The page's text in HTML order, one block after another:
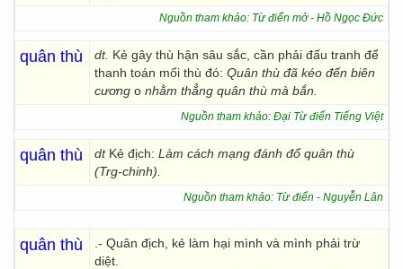
Nguồn tham khảo: Từ điển mở - Hồ Ngọc Đức
quân thù dt. Kẻ gây thù hận sâu sắc, cần phải đấu tranh để
thanh toán mối thù đó: Quân thù đã kéo đến biên
cương o nhằm thẳng quân thù mà bắn.
Nguồn tham khảo: Đại Từ điển Tiếng Việt
quân thù dt Kẻ địch: Làm cách mạng đánh đổ quân thù
(Trg-chinh).
Nguồn tham khảo: Từ điển - Nguyễn Lân
quân thù
.- Quân địch, kẻ làm hại mình và mình phải trừ
diệt.